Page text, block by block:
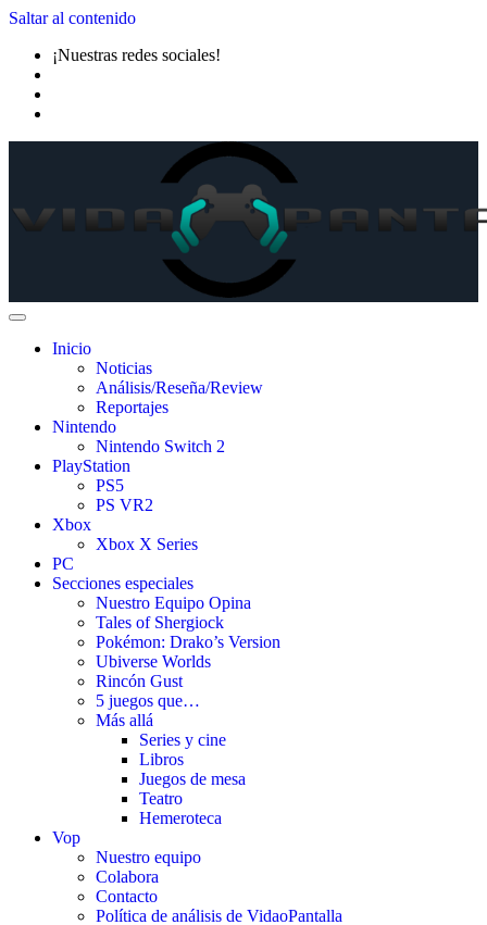
Saltar al contenido
¡Nuestras redes sociales!
Inicio
Noticias
Análisis/Reseña/Review
Reportajes
Nintendo
Nintendo Switch 2
PlayStation
PS5
PS VR2
Xbox
Xbox X Series
PC
Secciones especiales
Nuestro Equipo Opina
Tales of Shergiock
Pokémon: Drako’s Version
Ubiverse Worlds
Rincón Gust
5 juegos que…
Más allá
Series y cine
Libros
Juegos de mesa
Teatro
Hemeroteca
Vop
Nuestro equipo
Colabora
Contacto
Política de análisis de VidaoPantalla